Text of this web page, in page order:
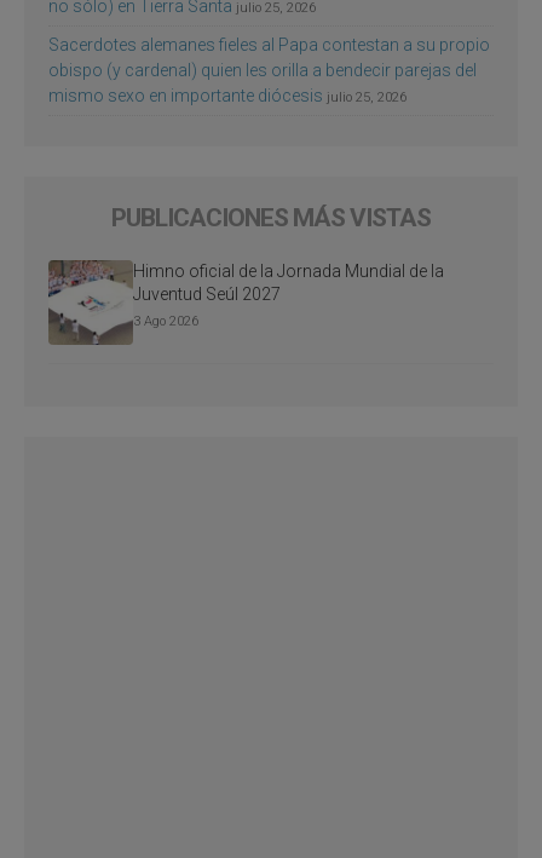
no sólo) en Tierra Santa julio 25, 2026
Sacerdotes alemanes fieles al Papa contestan a su propio
obispo (y cardenal) quien les orilla a bendecir parejas del
mismo sexo en importante diócesis julio 25, 2026
PUBLICACIONES MÁS VISTAS
Himno oficial de la Jornada Mundial de la
Juventud Seúl 2027
3 Ago 2026